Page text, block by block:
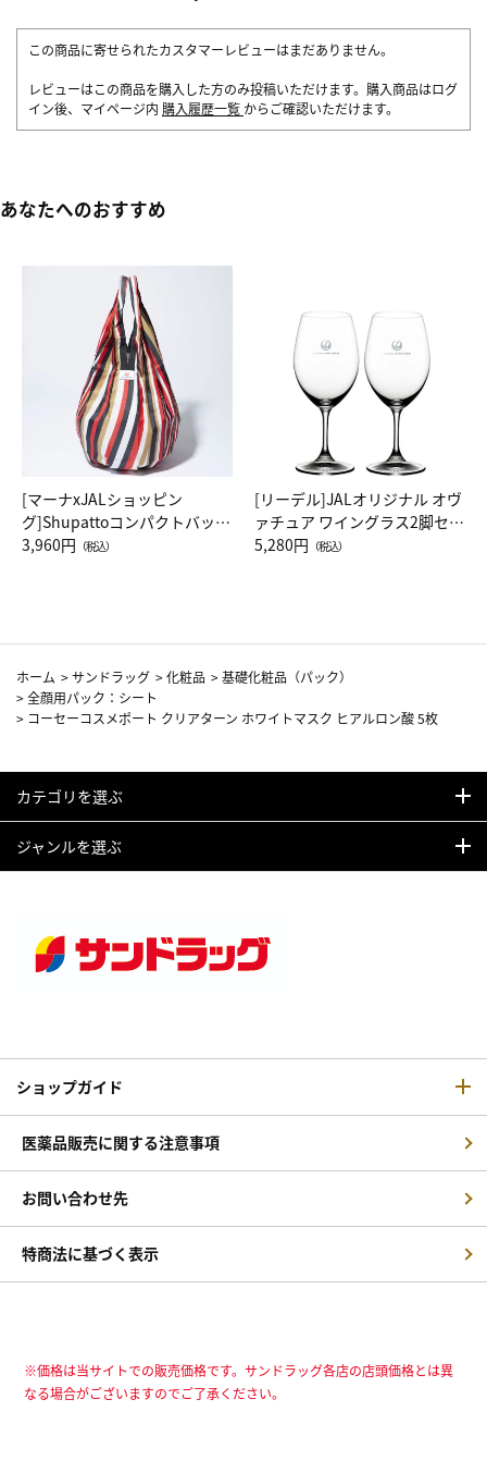
この商品に寄せられたカスタマーレビューはまだありません。
レビューはこの商品を購入した方のみ投稿いただけます。購入商品はログ
イン後、マイページ内 購入履歴一覧 からご確認いただけます。
あなたへのおすすめ
[マーナxJALショッピン
グ]Shupattoコンパクトバッグ
Drop JAL客室乗務員（LC）ス
3,960円 （税込）
[リーデル]JALオリジナル オヴ
ァチュア ワイングラス2脚セッ
ト（レッドワイン）
5,280円 （税込）
ホーム >サンドラッグ >化粧品 >基礎化粧品（パック）
>全顔用パック：シート
> コーセーコスメポート クリアターン ホワイトマスク ヒアルロン酸 5枚
カテゴリを選ぶ
ジャンルを選ぶ
ショップガイド
医薬品販売に関する注意事項
お問い合わせ先
特商法に基づく表示
※価格は当サイトでの販売価格です。サンドラッグ各店の店頭価格とは異
なる場合がございますのでご了承ください。